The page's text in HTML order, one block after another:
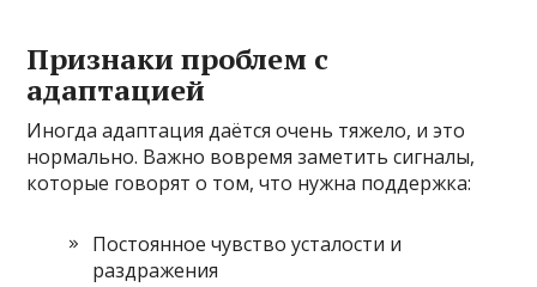
Признаки проблем с
адаптацией
Иногда адаптация даётся очень тяжело, и это
нормально. Важно вовремя заметить сигналы,
которые говорят о том, что нужна поддержка:
Постоянное чувство усталости и
раздражения